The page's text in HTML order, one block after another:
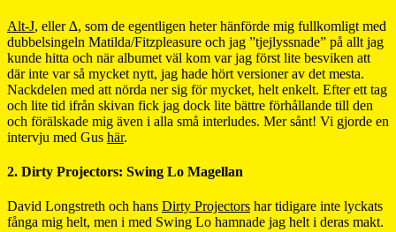
Alt-J, eller ∆, som de egentligen heter hänförde mig fullkomligt med
dubbelsingeln Matilda/Fitzpleasure och jag ”tjejlyssnade” på allt jag
kunde hitta och när albumet väl kom var jag först lite besviken att
där inte var så mycket nytt, jag hade hört versioner av det mesta.
Nackdelen med att nörda ner sig för mycket, helt enkelt. Efter ett tag
och lite tid ifrån skivan fick jag dock lite bättre förhållande till den
och förälskade mig även i alla små interludes. Mer sånt! Vi gjorde en
intervju med Gus här.
2. Dirty Projectors: Swing Lo Magellan
David Longstreth och hans Dirty Projectors har tidigare inte lyckats
fånga mig helt, men i med Swing Lo hamnade jag helt i deras makt.